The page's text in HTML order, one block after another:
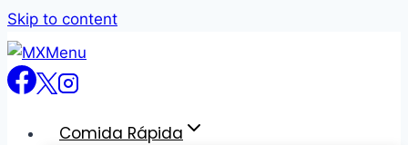
Skip to content
Comida Rápida